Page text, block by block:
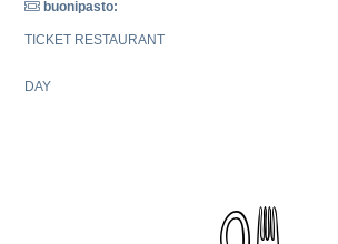
buonipasto:
TICKET RESTAURANT
DAY